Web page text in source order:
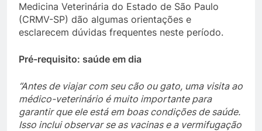
Medicina Veterinária do Estado de São Paulo
(CRMV-SP) dão algumas orientações e
esclarecem dúvidas frequentes neste período.
Pré-requisito: saúde em dia
“Antes de viajar com seu cão ou gato, uma visita ao
médico-veterinário é muito importante para
garantir que ele está em boas condições de saúde.
Isso inclui observar se as vacinas e a vermifugação